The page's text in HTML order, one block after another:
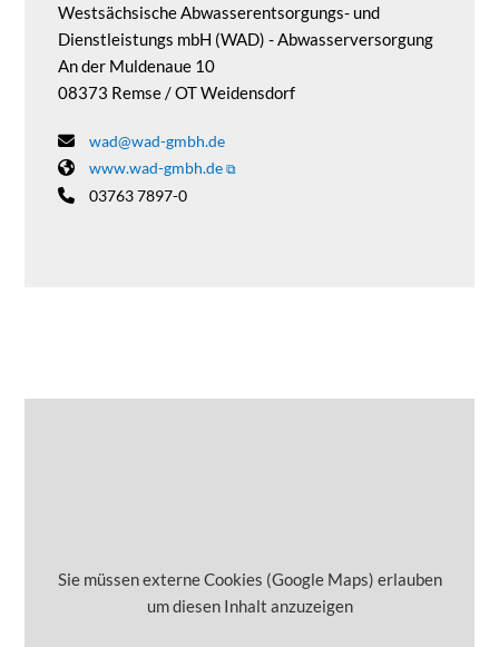
Westsächsische Abwasserentsorgungs- und
Dienstleistungs mbH (WAD) - Abwasserversorgung
An der Muldenaue 10
08373 Remse / OT Weidensdorf
wad@wad-gmbh.de
www.wad-gmbh.de
03763 7897-0
Sie müssen externe Cookies (Google Maps) erlauben
um diesen Inhalt anzuzeigen